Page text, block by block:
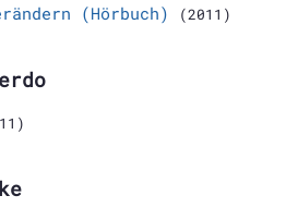
(Hörbuch)
(2011)